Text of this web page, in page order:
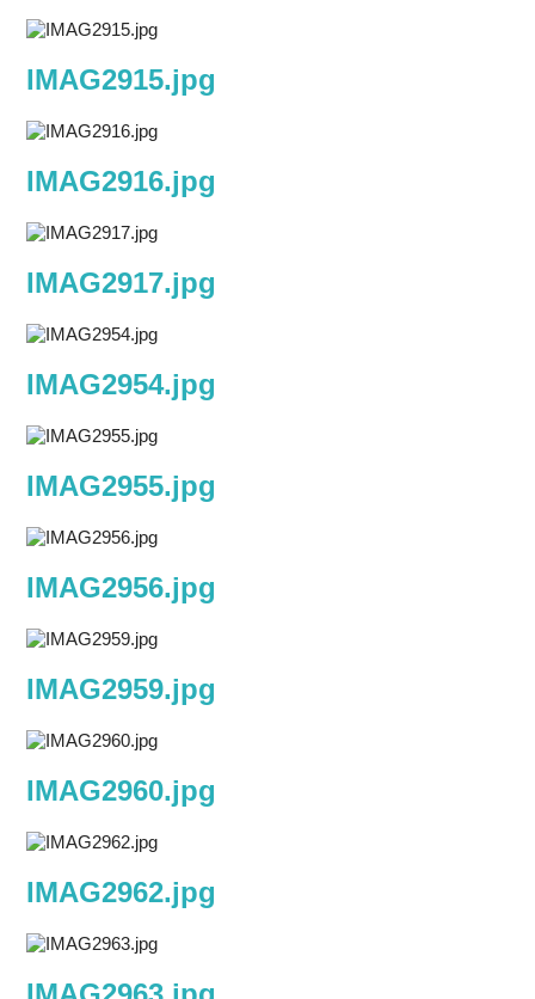
IMAG2915.jpg
IMAG2916.jpg
IMAG2917.jpg
IMAG2954.jpg
IMAG2955.jpg
IMAG2956.jpg
IMAG2959.jpg
IMAG2960.jpg
IMAG2962.jpg